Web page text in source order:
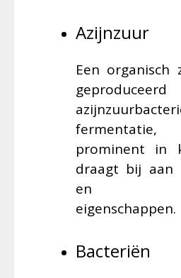
Azijnzuur
Een
prominent in
draagt bij aan
en
eigenschappen.
Bacteriën